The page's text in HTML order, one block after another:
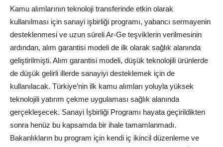
Kamu alımlarının teknoloji transferinde etkin olarak
kullanılması için sanayi işbirliği programı, yabancı sermayenin
desteklenmesi ve uzun süreli Ar-Ge teşviklerin verilmesinin
ardından, alım garantisi modeli de ilk olarak sağlık alanında
geliştirilmişti. Alım garantisi modeli, düşük teknolojili ürünlerde
de düşük gelirli illerde sanayiyi desteklemek için de
kullanılacak. Türkiye’nin ilk kamu alımları yoluyla yüksek
teknolojili yatırım çekme uygulaması sağlık alanında
gerçekleşecek. Sanayi İşbirliği Programı hayata geçirildikten
sonra henüz bu kapsamda bir ihale tamamlanmadı.
Bakanlıkların bu program için kendi iç ikincil düzenleme ve